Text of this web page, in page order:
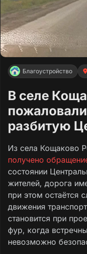
Благоустройство
В селе
разбитую
Из села Кощаково
получено
состоянии
жителей, дорога
при этом остаётся
движения
становится при
фур, когда
невозможно